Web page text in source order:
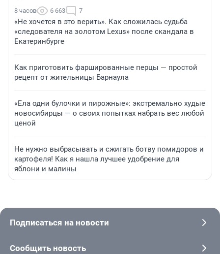
8 часов 6 663 7
«Не хочется в это верить». Как сложилась судьба
«следователя на золотом Lexus» после скандала в
Екатеринбурге
Как приготовить фаршированные перцы — простой
рецепт от жительницы Барнаула
«Ела одни булочки и пирожные»: экстремально худые
новосибирцы — о своих попытках набрать вес любой
ценой
Не нужно выбрасывать и сжигать ботву помидоров и
картофеля! Как я нашла лучшее удобрение для
яблони и малины
Подписаться на новости
Сообщить новость